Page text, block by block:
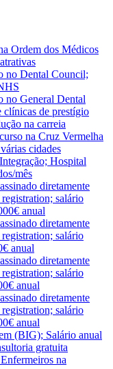
Ordem dos Médicos
no Dental Council;
no General Dental
clínicas de prestígio
na carreia
na Cruz Vermelha
cidades
Hospital
mês
diretamente
salário
anual
diretamente
salário
anual
diretamente
salário
anual
diretamente
salário
anual
(BIG); Salário anual
gratuita
na